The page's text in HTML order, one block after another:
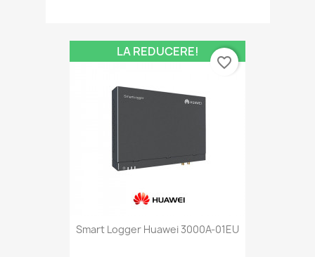
Smart Logger Huawei 3000A-01EU
LA REDUCERE!
favorite_border